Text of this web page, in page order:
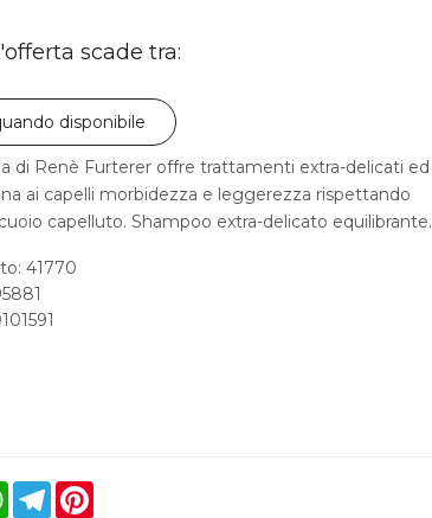
scade tra:
disponibile
di Renè Furterer offre trattamenti extra-delicati ed
ai capelli morbidezza e leggerezza rispettando
capelluto. Shampoo extra-delicato equilibrante.
41770
WhatsAppTelegram